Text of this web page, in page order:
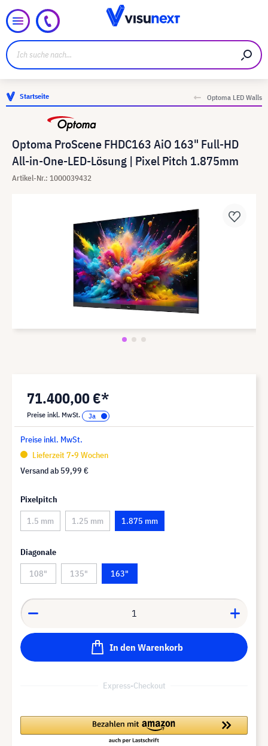
Startseite Optoma LED Walls
Optoma ProScene FHDC163 AiO 163" Full-HD
All-in-One-LED-Lösung | Pixel Pitch 1.875mm
Artikel-Nr.: 1000039432
71.400,00 €*
Preise inkl. MwSt.
Preise inkl. MwSt.
Lieferzeit 7-9 Wochen
Versand ab 59,99 €
Pixelpitch
1.5 mm
1.25 mm 1.875 mm
Diagonale
108"
135" 163"
In den Warenkorb
Express-Checkout